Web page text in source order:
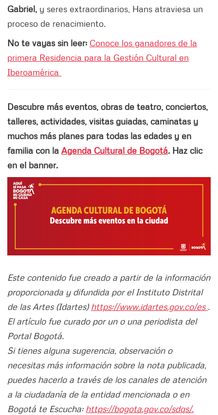
Gabriel, y seres extraordinarios, Hans atraviesa un
proceso de renacimiento.
No te vayas sin leer: Conoce los ganadores de la
primera Residencia para la Gestión Cultural en
Iberoamérica
Descubre más eventos, obras de teatro, conciertos,
talleres, actividades, visitas guiadas, caminatas y
muchos más planes para todas las edades y en
familia con la Agenda Cultural de Bogotá. Haz clic
en el banner.
Este contenido fue creado a partir de la información
proporcionada y difundida por el Instituto Distrital
de las Artes (Idartes) https://www.idartes.gov.co/es .
El artículo fue curado por un o una periodista del
Portal Bogotá.
Si tienes alguna sugerencia, observación o
necesitas más información sobre la nota publicada,
puedes hacerlo a través de los canales de atención
a la ciudadanía de la entidad mencionada o en
Bogotá te Escucha: https://bogota.gov.co/sdqs/.